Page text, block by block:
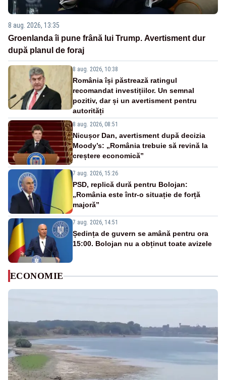
8 aug. 2026, 13:35
Groenlanda îi pune frână lui Trump. Avertisment dur
după planul de foraj
8 aug. 2026, 10:38
România își păstrează ratingul
recomandat investițiilor. Un semnal
pozitiv, dar și un avertisment pentru
autorități
8 aug. 2026, 08:51
Nicușor Dan, avertisment după decizia
Moody’s: „România trebuie să revină la
creștere economică”
7 aug. 2026, 15:26
PSD, replică dură pentru Bolojan:
„România este într-o situație de forță
majoră”
7 aug. 2026, 14:51
Ședința de guvern se amână pentru ora
15:00. Bolojan nu a obținut toate avizele
ECONOMIE